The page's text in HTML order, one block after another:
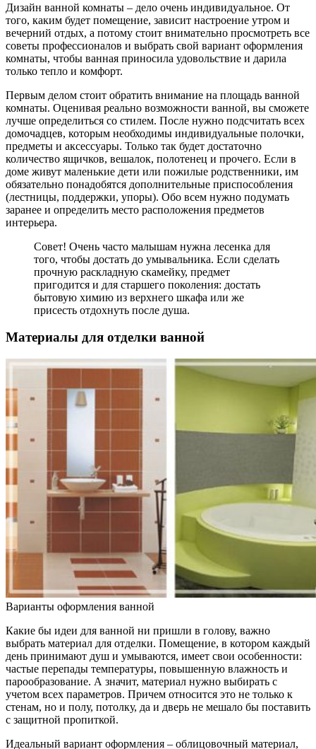
Дизайн ванной комнаты – дело очень индивидуальное. От
того, каким будет помещение, зависит настроение утром и
вечерний отдых, а потому стоит внимательно просмотреть все
советы профессионалов и выбрать свой вариант оформления
комнаты, чтобы ванная приносила удовольствие и дарила
только тепло и комфорт.
Первым делом стоит обратить внимание на площадь ванной
комнаты. Оценивая реально возможности ванной, вы сможете
лучше определиться со стилем. После нужно подсчитать всех
домочадцев, которым необходимы индивидуальные полочки,
предметы и аксессуары. Только так будет достаточно
количество ящичков, вешалок, полотенец и прочего. Если в
доме живут маленькие дети или пожилые родственники, им
обязательно понадобятся дополнительные приспособления
(лестницы, поддержки, упоры). Обо всем нужно подумать
заранее и определить место расположения предметов
интерьера.
Совет! Очень часто малышам нужна лесенка для
того, чтобы достать до умывальника. Если сделать
прочную раскладную скамейку, предмет
пригодится и для старшего поколения: достать
бытовую химию из верхнего шкафа или же
присесть отдохнуть после душа.
Материалы для отделки ванной
Варианты оформления ванной
Какие бы идеи для ванной ни пришли в голову, важно
выбрать материал для отделки. Помещение, в котором каждый
день принимают душ и умываются, имеет свои особенности:
частые перепады температуры, повышенную влажность и
парообразование. А значит, материал нужно выбирать с
учетом всех параметров. Причем относится это не только к
стенам, но и полу, потолку, да и дверь не мешало бы поставить
с защитной пропиткой.
Идеальный вариант оформления – облицовочный материал,